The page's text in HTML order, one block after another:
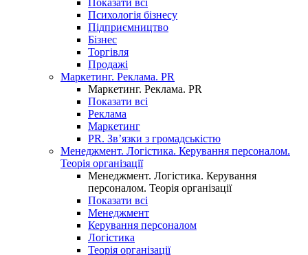
Показати всі
Психологія бізнесу
Підприємництво
Бізнес
Торгівля
Продажі
Маркетинг. Реклама. PR
Маркетинг. Реклама. PR
Показати всі
Реклама
Маркетинг
PR. Зв’язки з громадськістю
Менеджмент. Логістика. Керування персоналом.
Теорія організації
Менеджмент. Логістика. Керування
персоналом. Теорія організації
Показати всі
Менеджмент
Керування персоналом
Логістика
Теорія організації